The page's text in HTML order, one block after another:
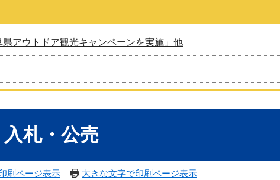
アウトドア観光キャンペーンを実施」他
入札・公売
刷ページ表示 大きな文字で印刷ページ表示